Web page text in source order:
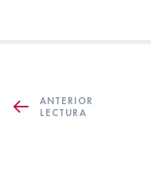
ANTERIOR
LECTURA